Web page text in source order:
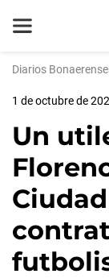
Diarios
1 de octubre de
Un